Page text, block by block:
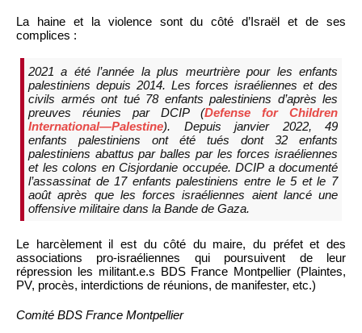
La haine et la violence sont du côté d’Israël et de ses
complices :
2021 a été l’année la plus meurtrière pour les enfants
palestiniens depuis 2014. Les forces israéliennes et des
civils armés ont tué 78 enfants palestiniens d’après les
preuves réunies par DCIP (Defense for Children
International—Palestine). Depuis janvier 2022, 49
enfants palestiniens ont été tués dont 32 enfants
palestiniens abattus par balles par les forces israéliennes
et les colons en Cisjordanie occupée. DCIP a documenté
l’assassinat de 17 enfants palestiniens entre le 5 et le 7
août après que les forces israéliennes aient lancé une
offensive militaire dans la Bande de Gaza.
Le harcèlement il est du côté du maire, du préfet et des
associations pro-israéliennes qui poursuivent de leur
répression les militant.e.s BDS France Montpellier (Plaintes,
PV, procès, interdictions de réunions, de manifester, etc.)
Comité BDS France Montpellier